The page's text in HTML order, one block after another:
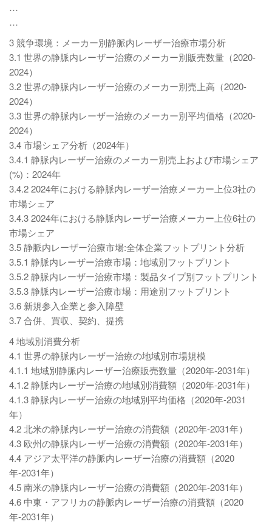
…
…
3 競争環境：メーカー別静脈内レーザー治療市場分析
3.1 世界の静脈内レーザー治療のメーカー別販売数量（2020-
2024）
3.2 世界の静脈内レーザー治療のメーカー別売上高（2020-
2024）
3.3 世界の静脈内レーザー治療のメーカー別平均価格（2020-
2024）
3.4 市場シェア分析（2024年）
3.4.1 静脈内レーザー治療のメーカー別売上および市場シェア
(%)：2024年
3.4.2 2024年における静脈内レーザー治療メーカー上位3社の
市場シェア
3.4.3 2024年における静脈内レーザー治療メーカー上位6社の
市場シェア
3.5 静脈内レーザー治療市場:全体企業フットプリント分析
3.5.1 静脈内レーザー治療市場：地域別フットプリント
3.5.2 静脈内レーザー治療市場：製品タイプ別フットプリント
3.5.3 静脈内レーザー治療市場：用途別フットプリント
3.6 新規参入企業と参入障壁
3.7 合併、買収、契約、提携
4 地域別消費分析
4.1 世界の静脈内レーザー治療の地域別市場規模
4.1.1 地域別静脈内レーザー治療販売数量（2020年-2031年）
4.1.2 静脈内レーザー治療の地域別消費額（2020年-2031年）
4.1.3 静脈内レーザー治療の地域別平均価格（2020年-2031
年）
4.2 北米の静脈内レーザー治療の消費額（2020年-2031年）
4.3 欧州の静脈内レーザー治療の消費額（2020年-2031年）
4.4 アジア太平洋の静脈内レーザー治療の消費額（2020
年-2031年）
4.5 南米の静脈内レーザー治療の消費額（2020年-2031年）
4.6 中東・アフリカの静脈内レーザー治療の消費額（2020
年-2031年）